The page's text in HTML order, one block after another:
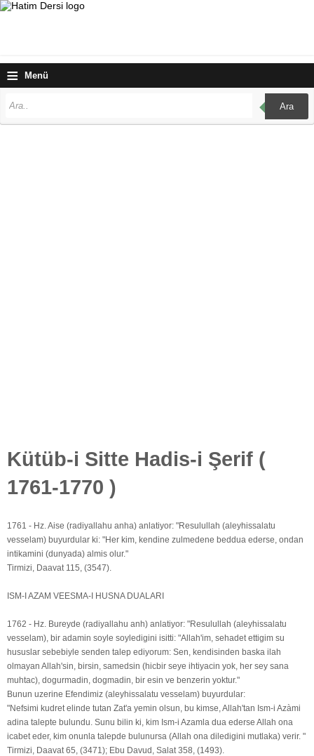
≡ Menü
Ara
Kütüb-i Sitte Hadis-i Şerif (
1761-1770 )
1761 - Hz. Aise (radiyallahu anha) anlatiyor: "Resulullah (aleyhissalatu
vesselam) buyurdular ki: "Her kim, kendine zulmedene beddua ederse, ondan
intikamini (dunyada) almis olur."
Tirmizi, Daavat 115, (3547).
ISM-I AZAM VEESMA-I HUSNA DUALARI
1762 - Hz. Bureyde (radiyallahu anh) anlatiyor: "Resulullah (aleyhissalatu
vesselam), bir adamin soyle soyledigini isitti: "Allah'im, sehadet ettigim su
hususlar sebebiyle senden talep ediyorum: Sen, kendisinden baska ilah
olmayan Allah'sin, birsin, samedsin (hicbir seye ihtiyacin yok, her sey sana
muhtac), dogurmadin, dogmadin, bir esin ve benzerin yoktur."
Bunun uzerine Efendimiz (aleyhissalatu vesselam) buyurdular:
"Nefsimi kudret elinde tutan Zat'a yemin olsun, bu kimse, Allah'tan Ism-i Azàmi
adina talepte bulundu. Sunu bilin ki, kim Ism-i Azamla dua ederse Allah ona
icabet eder, kim onunla talepde bulunursa (Allah ona diledigini mutlaka) verir. "
Tirmizi, Daavat 65, (3471); Ebu Davud, Salat 358, (1493).